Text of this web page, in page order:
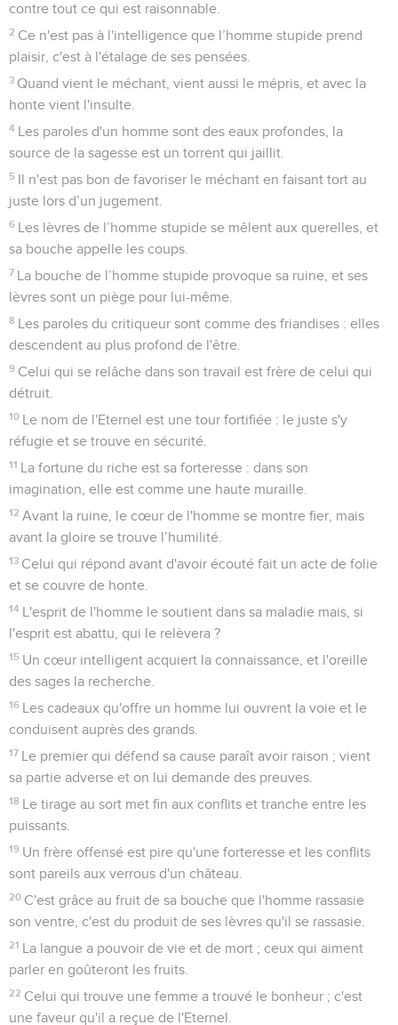
contre tout ce qui est raisonnable.
2 Ce n'est pas à l'intelligence que l’homme stupide prend
plaisir, c'est à l'étalage de ses pensées.
3 Quand vient le méchant, vient aussi le mépris, et avec la
honte vient l'insulte.
4 Les paroles d'un homme sont des eaux profondes, la
source de la sagesse est un torrent qui jaillit.
5 Il n'est pas bon de favoriser le méchant en faisant tort au
juste lors d’un jugement.
6 Les lèvres de l’homme stupide se mêlent aux querelles, et
sa bouche appelle les coups.
7 La bouche de l’homme stupide provoque sa ruine, et ses
lèvres sont un piège pour lui-même.
8 Les paroles du critiqueur sont comme des friandises : elles
descendent au plus profond de l'être.
9 Celui qui se relâche dans son travail est frère de celui qui
détruit.
10 Le nom de l'Eternel est une tour fortifiée : le juste s'y
réfugie et se trouve en sécurité.
11 La fortune du riche est sa forteresse : dans son
imagination, elle est comme une haute muraille.
12 Avant la ruine, le cœur de l'homme se montre fier, mais
avant la gloire se trouve l’humilité.
13 Celui qui répond avant d'avoir écouté fait un acte de folie
et se couvre de honte.
14 L'esprit de l'homme le soutient dans sa maladie mais, si
l'esprit est abattu, qui le relèvera ?
15 Un cœur intelligent acquiert la connaissance, et l'oreille
des sages la recherche.
16 Les cadeaux qu'offre un homme lui ouvrent la voie et le
conduisent auprès des grands.
17 Le premier qui défend sa cause paraît avoir raison ; vient
sa partie adverse et on lui demande des preuves.
18 Le tirage au sort met fin aux conflits et tranche entre les
puissants.
19 Un frère offensé est pire qu'une forteresse et les conflits
sont pareils aux verrous d'un château.
20 C'est grâce au fruit de sa bouche que l'homme rassasie
son ventre, c'est du produit de ses lèvres qu'il se rassasie.
21 La langue a pouvoir de vie et de mort ; ceux qui aiment
parler en goûteront les fruits.
22 Celui qui trouve une femme a trouvé le bonheur ; c'est
une faveur qu'il a reçue de l'Eternel.